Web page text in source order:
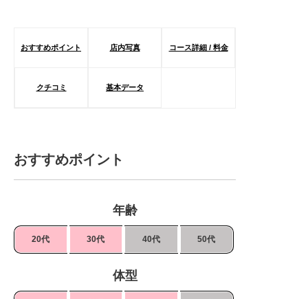
おすすめポイント 店内写真 コース詳細 / 料金
クチコミ 基本データ
おすすめポイント
年齢
20代 30代 40代 50代
体型